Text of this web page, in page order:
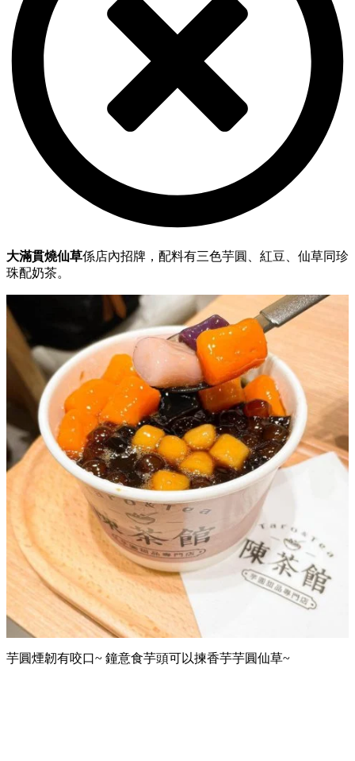
大滿貫燒仙草係店內招牌，配料有三色芋圓、紅豆、仙草同珍
珠配奶茶。
芋圓煙韌有咬口~ 鐘意食芋頭可以揀香芋芋圓仙草~